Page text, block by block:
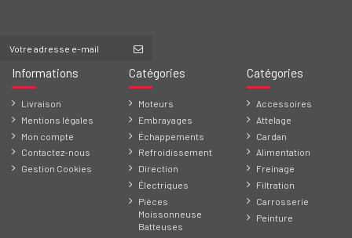
Informations
Livraison
Mentions légales
Mon compte
Contactez-nous
Gestion Cookies
Catégories
Moteurs
Embrayages
Échappements
Refroidissement
Direction
Électriques
Pièces
Moissonneuse
Batteuses
Catégories
Accessoires
Attelage
Cardan
Alimentation
Freinage
Filtration
Carrosserie
Peinture